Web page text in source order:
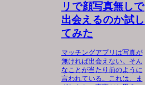
リで顔写真無しで
出会えるのか試し
てみた
マッチングアプリは写真が
無ければ出会えない。そん
なことが当たり前のように
言われている。これは、ま